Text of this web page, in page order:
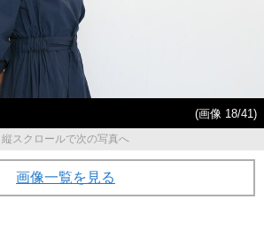
(画像 18/41)
縦スクロールで次の写真へ
画像一覧を見る